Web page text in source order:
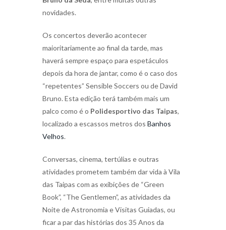
novidades.
Os concertos deverão acontecer
maioritariamente ao final da tarde, mas
haverá sempre espaço para espetáculos
depois da hora de jantar, como é o caso dos
“repetentes” Sensible Soccers ou de David
Bruno. Esta edição terá também mais um
palco como é o Polidesportivo das Taipas,
localizado a escassos metros dos Banhos
Velhos.
Conversas, cinema, tertúlias e outras
atividades prometem também dar vida à Vila
das Taipas com as exibições de “Green
Book”, “The Gentlemen”, as atividades da
Noite de Astronomia e Visitas Guiadas, ou
ficar a par das histórias dos 35 Anos da